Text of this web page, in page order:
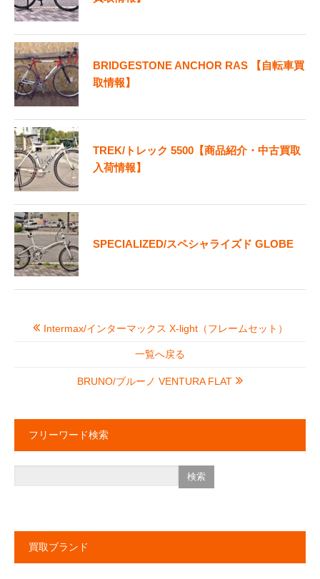
BRIDGESTONE ANCHOR RAS 【自転車買
取情報】
TREK/トレック 5500【商品紹介・中古買取
入荷情報】
SPECIALIZED/スペシャライズド GLOBE
Intermax/インターマックス X-light（フレームセット）
一覧へ戻る
BRUNO/ブルーノ VENTURA FLAT
フリーワード検索
買取ブランド